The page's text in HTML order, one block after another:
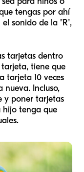
tengas por ahí
sonido de la "R",
tarjetas dentro
tiene que
tarjeta 10 veces
nueva. Incluso,
y poner tarjetas
hijo tenga que